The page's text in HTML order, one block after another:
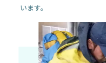
います。